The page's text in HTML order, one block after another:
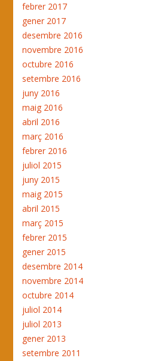
febrer 2017
gener 2017
desembre 2016
novembre 2016
octubre 2016
setembre 2016
juny 2016
maig 2016
abril 2016
març 2016
febrer 2016
juliol 2015
juny 2015
maig 2015
abril 2015
març 2015
febrer 2015
gener 2015
desembre 2014
novembre 2014
octubre 2014
juliol 2014
juliol 2013
gener 2013
setembre 2011